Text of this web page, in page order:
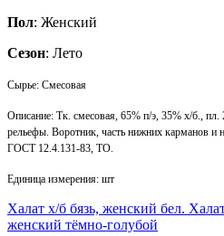
Пол: Женский
Сезон: Лето
Сырье: Смесовая
Описание: Тк. смесовая, 65% п/э, 35% х/б., пл.
рельефы. Воротник, часть нижних карманов и
ГОСТ 12.4.131-83, ТО.
Единица измерения: шт
Халат х/б бязь, женский бел.
женский тёмно-голубой